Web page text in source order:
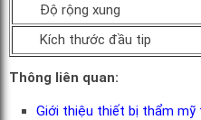
Độ rộng xung
Kích thước đầu tip
Thông liên quan:
Giới thiệu thiết bị thẩm mỹ